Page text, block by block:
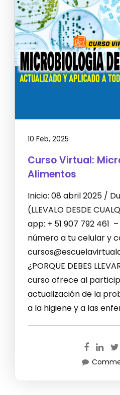
10 Feb, 2025
Curso Virtual:
Alimentos
Inicio: 08 abril 2025 /
(LLEVALO DESDE
app: + 51 907 792 461
número a tu celular y
¿PORQUE DEBES
curso ofrece al
actualización de la
a la higiene y a las